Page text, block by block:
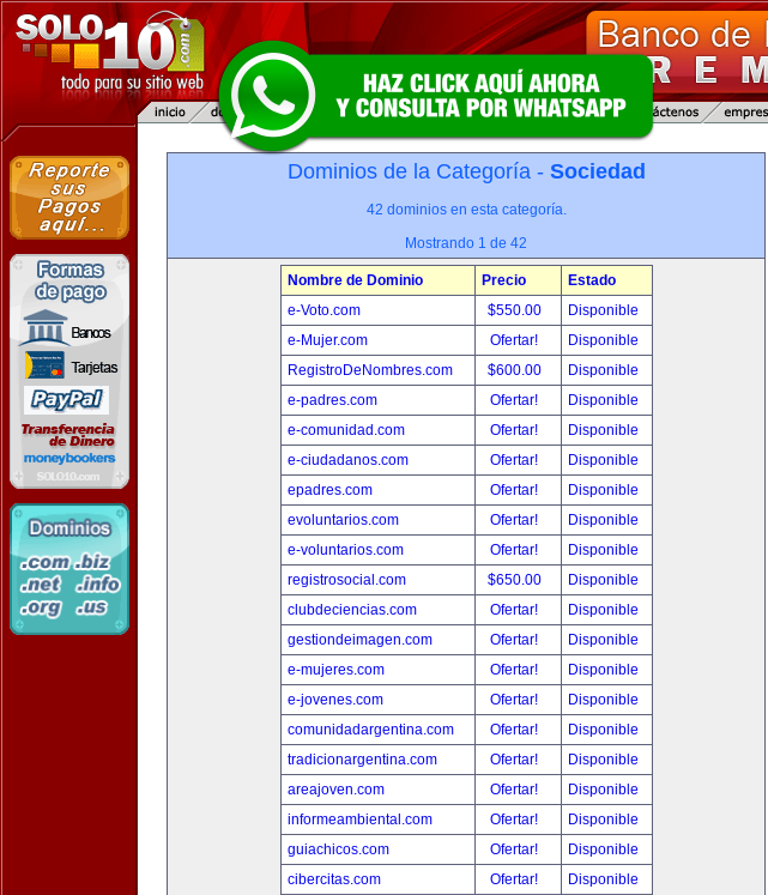
Dominios de la Categoría - Sociedad
42 dominios en esta categoría.
Mostrando 1 de 42
Nombre de Dominio Precio
Estado
e-Voto.com
$550.00
Disponible
e-Mujer.com
Ofertar!
Disponible
RegistroDeNombres.com
$600.00
Disponible
e-padres.com
Ofertar!
Disponible
e-comunidad.com
Ofertar!
Disponible
e-ciudadanos.com
Ofertar!
Disponible
epadres.com
Ofertar!
Disponible
evoluntarios.com
Ofertar!
Disponible
e-voluntarios.com
Ofertar!
Disponible
registrosocial.com
$650.00
Disponible
clubdeciencias.com
Ofertar!
Disponible
gestiondeimagen.com
Ofertar!
Disponible
e-mujeres.com
Ofertar!
Disponible
e-jovenes.com
Ofertar!
Disponible
comunidadargentina.com
Ofertar!
Disponible
tradicionargentina.com
Ofertar!
Disponible
areajoven.com
Ofertar!
Disponible
informeambiental.com
Ofertar!
Disponible
guiachicos.com
Ofertar!
Disponible
cibercitas.com
Ofertar!
Disponible